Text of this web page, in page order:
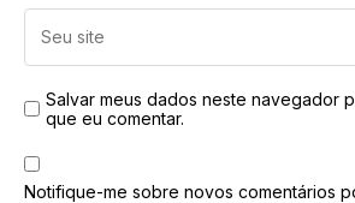
Salvar meus dados neste navegador
que eu comentar.
Notifique-me sobre novos comentários